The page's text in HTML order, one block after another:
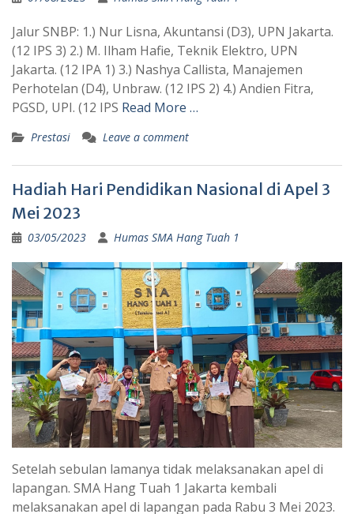
Jalur SNBP: 1.) Nur Lisna, Akuntansi (D3), UPN Jakarta.
(12 IPS 3) 2.) M. Ilham Hafie, Teknik Elektro, UPN
Jakarta. (12 IPA 1) 3.) Nashya Callista, Manajemen
Perhotelan (D4), Unbraw. (12 IPS 2) 4.) Andien Fitra,
PGSD, UPI. (12 IPS Read More …
Prestasi Leave a comment
Hadiah Hari Pendidikan Nasional di Apel 3
Mei 2023
03/05/2023 Humas SMA Hang Tuah 1
Setelah sebulan lamanya tidak melaksanakan apel di
lapangan. SMA Hang Tuah 1 Jakarta kembali
melaksanakan apel di lapangan pada Rabu 3 Mei 2023.